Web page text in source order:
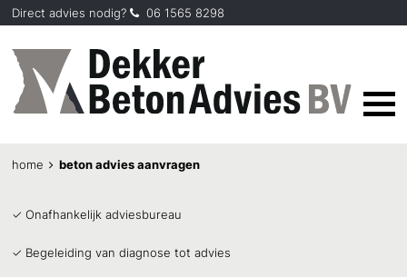
Direct advies nodig? 06 1565 8298
home beton advies aanvragen
✓ Onafhankelijk adviesbureau
✓ Begeleiding van diagnose tot advies